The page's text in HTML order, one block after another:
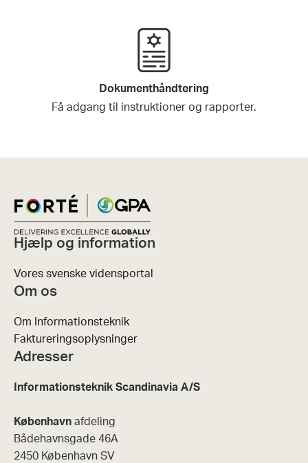
Dokumenthåndtering
Få adgang til instruktioner og rapporter.
Hjælp og information
Vores svenske vidensportal
Om os
Om Informationsteknik
Faktureringsoplysninger
Adresser
Informationsteknik Scandinavia A/S
København afdeling
Bådehavnsgade 46A
2450 København SV